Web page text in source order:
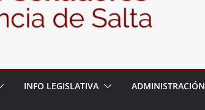
INFO LEGISLATIVA ADMINISTRACIÓN